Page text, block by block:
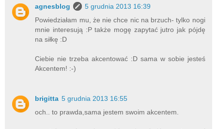
agnesblog
5 grudnia 2013 16:39
Powiedziałam mu, że nie chce nic na brzuch- tylko nogi
mnie interesują :P także mogę zapytać jutro jak pójdę
na siłkę :D
Ciebie nie trzeba akcentować :D sama w sobie jesteś
Akcentem! :-)
brigitta 5 grudnia 2013 16:55
och.. to prawda,sama jestem swoim akcentem.